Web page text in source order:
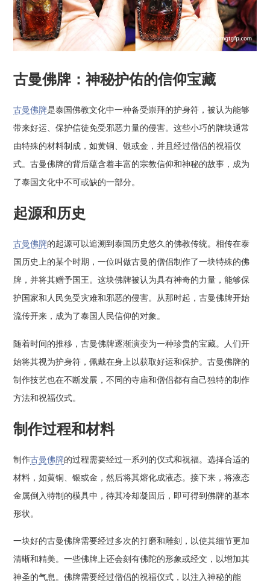
古曼佛牌：神秘护佑的信仰宝藏
古曼佛牌是泰国佛教文化中一种备受崇拜的护身符，被认为能够
带来好运、保护信徒免受邪恶力量的侵害。这些小巧的牌块通常
由特殊的材料制成，如黄铜、银或金，并且经过僧侣的祝福仪
式。古曼佛牌的背后蕴含着丰富的宗教信仰和神秘的故事，成为
了泰国文化中不可或缺的一部分。
起源和历史
古曼佛牌的起源可以追溯到泰国历史悠久的佛教传统。相传在泰
国历史上的某个时期，一位叫做古曼的僧侣制作了一块特殊的佛
牌，并将其赠予国王。这块佛牌被认为具有神奇的力量，能够保
护国家和人民免受灾难和邪恶的侵害。从那时起，古曼佛牌开始
流传开来，成为了泰国人民信仰的对象。
随着时间的推移，古曼佛牌逐渐演变为一种珍贵的宝藏。人们开
始将其视为护身符，佩戴在身上以获取好运和保护。古曼佛牌的
制作技艺也在不断发展，不同的寺庙和僧侣都有自己独特的制作
方法和祝福仪式。
制作过程和材料
制作古曼佛牌的过程需要经过一系列的仪式和祝福。选择合适的
材料，如黄铜、银或金，然后将其熔化成液态。接下来，将液态
金属倒入特制的模具中，待其冷却凝固后，即可得到佛牌的基本
形状。
一块好的古曼佛牌需要经过多次的打磨和雕刻，以使其细节更加
清晰和精美。一些佛牌上还会刻有佛陀的形象或经文，以增加其
神圣的气息。佛牌需要经过僧侣的祝福仪式，以注入神秘的能